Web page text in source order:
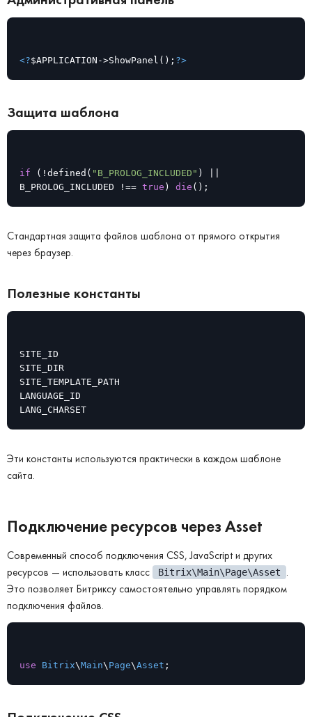
<?$APPLICATION->ShowPanel(); ?>
Защита шаблона
if (!defined( "B_PROLOG_INCLUDED" ) ||
B_PROLOG_INCLUDED !== true ) die ();
Стандартная защита файлов шаблона от прямого открытия
через браузер.
Полезные константы
SITE_ID
SITE_DIR
SITE_TEMPLATE_PATH
LANGUAGE_ID
LANG_CHARSET
Эти константы используются практически в каждом шаблоне
сайта.
Подключение ресурсов через Asset
Современный способ подключения CSS, JavaScript и других
ресурсов — использовать класс
Bitrix\Main\Page\Asset
.
Это позволяет Битриксу самостоятельно управлять порядком
подключения файлов.
use Bitrix\Main\ Page\Asset ;